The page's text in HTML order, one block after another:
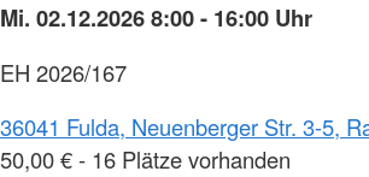
Mi. 02.12.2026 8:00 - 16:00 Uhr
EH 2026/167
36041 Fulda, Neuenberger Str. 3-5,
50,00 € - 16 Plätze vorhanden